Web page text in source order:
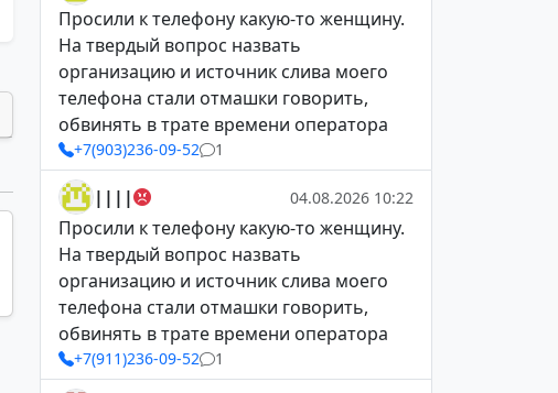
Просили к телефону какую-то женщину.
На твердый вопрос назвать
организацию и источник слива моего
телефона стали отмашки говорить,
обвинять в трате времени оператора
+7(903)236-09-52 1
|||| 04.08.2026 10:22
Просили к телефону какую-то женщину.
На твердый вопрос назвать
организацию и источник слива моего
телефона стали отмашки говорить,
обвинять в трате времени оператора
+7(911)236-09-52 1